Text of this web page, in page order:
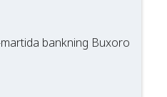
bankning Buxoro